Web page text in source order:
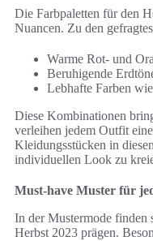
Die Farbpaletten für den
Nuancen. Zu den
Warme Rot- und
Beruhigende
Lebhafte Farben
Diese Kombinationen
verleihen jedem Outfit
Kleidungsstücken in
individuellen Look zu
Must-have Muster für
In der Mustermode finden
Herbst 2023 prägen.